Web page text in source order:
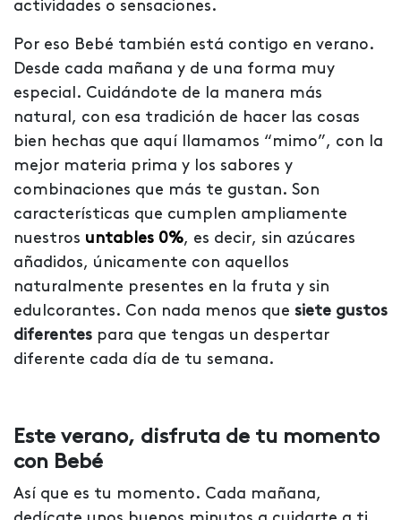
actividades o sensaciones.
Por eso Bebé también está contigo en verano.
Desde cada mañana y de una forma muy
especial. Cuidándote de la manera más
natural, con esa tradición de hacer las cosas
bien hechas que aquí llamamos “mimo”, con la
mejor materia prima y los sabores y
combinaciones que más te gustan. Son
características que cumplen ampliamente
nuestros untables 0%, es decir, sin azúcares
añadidos, únicamente con aquellos
naturalmente presentes en la fruta y sin
edulcorantes. Con nada menos que siete gustos
diferentes para que tengas un despertar
diferente cada día de tu semana.
Este verano, disfruta de tu momento
con Bebé
Así que es tu momento. Cada mañana,